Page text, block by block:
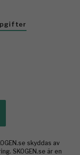
skyddas av
SKOGEN.se är en